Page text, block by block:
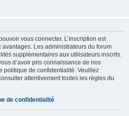
vous connecter. L’inscription est
Les administrateurs du forum
supplémentaires aux utilisateurs inscrits.
d’avoir pris connaissance de nos
politique de confidentialité. Veuillez
attentivement toutes les règles du
de confidentialité